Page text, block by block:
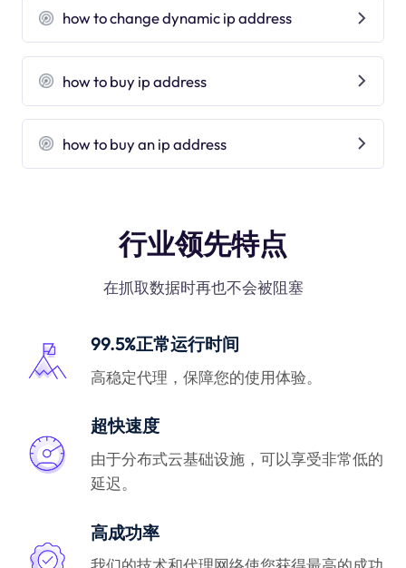
how to change dynamic ip address
how to buy ip address
how to buy an ip address
行业领先特点
在抓取数据时再也不会被阻塞
99.5%正常运行时间
高稳定代理，保障您的使用体验。
超快速度
由于分布式云基础设施，可以享受非常低的
延迟。
高成功率